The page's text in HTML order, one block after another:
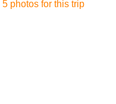
photos for this trip